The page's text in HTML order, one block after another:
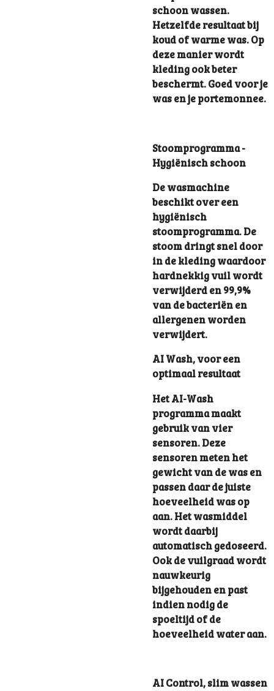
schoon wassen.
Hetzelfde resultaat bij
koud of warme was. Op
deze manier wordt
kleding ook beter
beschermt. Goed voor je
was en je portemonnee.
Stoomprogramma -
Hygiënisch schoon
De wasmachine
beschikt over een
hygiënisch
stoomprogramma. De
stoom dringt snel door
in de kleding waardoor
hardnekkig vuil wordt
verwijderd en 99,9%
van de bacteriën en
allergenen worden
verwijdert.
AI Wash, voor een
optimaal resultaat
Het AI-Wash
programma maakt
gebruik van vier
sensoren. Deze
sensoren meten het
gewicht van de was en
passen daar de juiste
hoeveelheid was op
aan. Het wasmiddel
wordt daarbij
automatisch gedoseerd.
Ook de vuilgraad wordt
nauwkeurig
bijgehouden en past
indien nodig de
spoeltijd of de
hoeveelheid water aan.
AI Control, slim wassen